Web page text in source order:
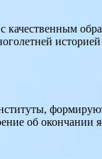
качественным
об окончании